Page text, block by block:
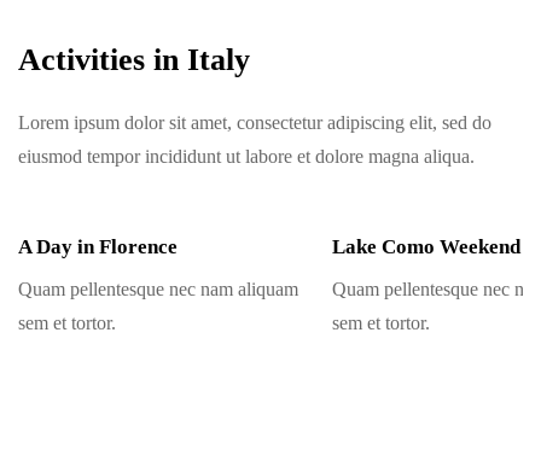
Activities in Italy
Lorem ipsum dolor sit amet, consectetur adipiscing elit, sed do
eiusmod tempor incididunt ut labore et dolore magna aliqua.
A Day in Florence
Quam pellentesque nec nam aliquam
sem et tortor.
Lake Como Weekend
Quam pellentesque nec
sem et tortor.